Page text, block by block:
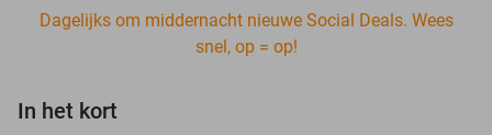
Dagelijks om middernacht nieuwe Social Deals. Wees
snel, op = op!
In het kort